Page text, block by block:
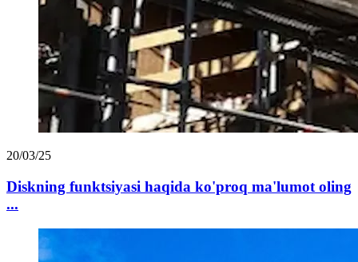
20/03/25
Diskning funktsiyasi haqida ko'proq ma'lumot oling
...